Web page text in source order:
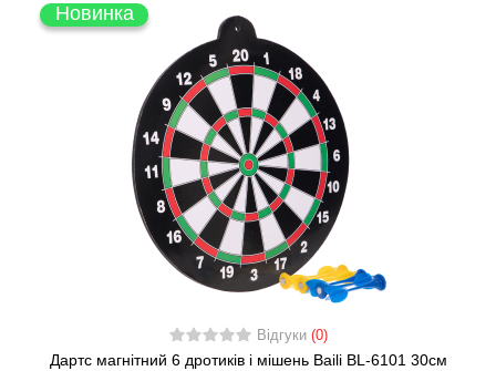
Новинка
Відгуки (0)
Дартс магнітний 6 дротиків і мішень Baili BL-6101 30см